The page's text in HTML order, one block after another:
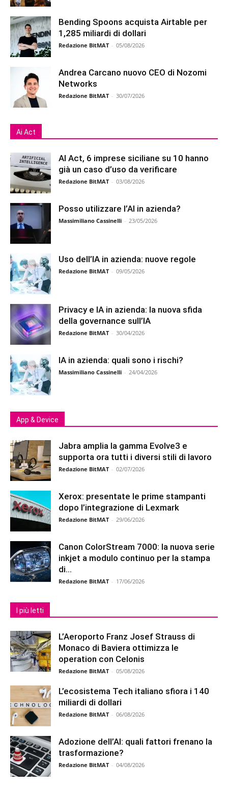
Bending Spoons acquista Airtable per
1,285 miliardi di dollari
Redazione BitMAT - 05/08/2026
Andrea Carcano nuovo CEO di Nozomi
Networks
Redazione BitMAT - 30/07/2026
Ai Act
AI Act, 6 imprese siciliane su 10 hanno
già un caso d’uso da verificare
Redazione BitMAT - 03/08/2026
Posso utilizzare l’AI in azienda?
Massimiliano Cassinelli - 23/05/2026
Uso dell’IA in azienda: nuove regole
Redazione BitMAT - 09/05/2026
Privacy e IA in azienda: la nuova sfida
della governance sull’IA
Redazione BitMAT - 30/04/2026
IA in azienda: quali sono i rischi?
Massimiliano Cassinelli - 24/04/2026
App & Device
Jabra amplia la gamma Evolve3 e
supporta ora tutti i diversi stili di lavoro
Redazione BitMAT - 02/07/2026
Xerox: presentate le prime stampanti
dopo l’integrazione di Lexmark
Redazione BitMAT - 29/06/2026
Canon ColorStream 7000: la nuova serie
inkjet a modulo continuo per la stampa
di...
Redazione BitMAT - 17/06/2026
I più letti
L’Aeroporto Franz Josef Strauss di
Monaco di Baviera ottimizza le
operation con Celonis
Redazione BitMAT - 05/08/2026
L’ecosistema Tech italiano sfiora i 140
miliardi di dollari
Redazione BitMAT - 06/08/2026
Adozione dell’AI: quali fattori frenano la
trasformazione?
Redazione BitMAT - 04/08/2026